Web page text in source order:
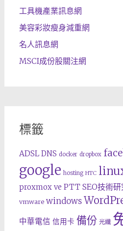
工具機產業訊息網
美容彩妝瘦身減重網
名人訊息網
MSCI成份股關注網
標籤
ADSL DNS docker dropbox
google hosting HTC
proxmox ve PTT SEO技術研
vmware windows
中華電信 信用卡 備份 光纖